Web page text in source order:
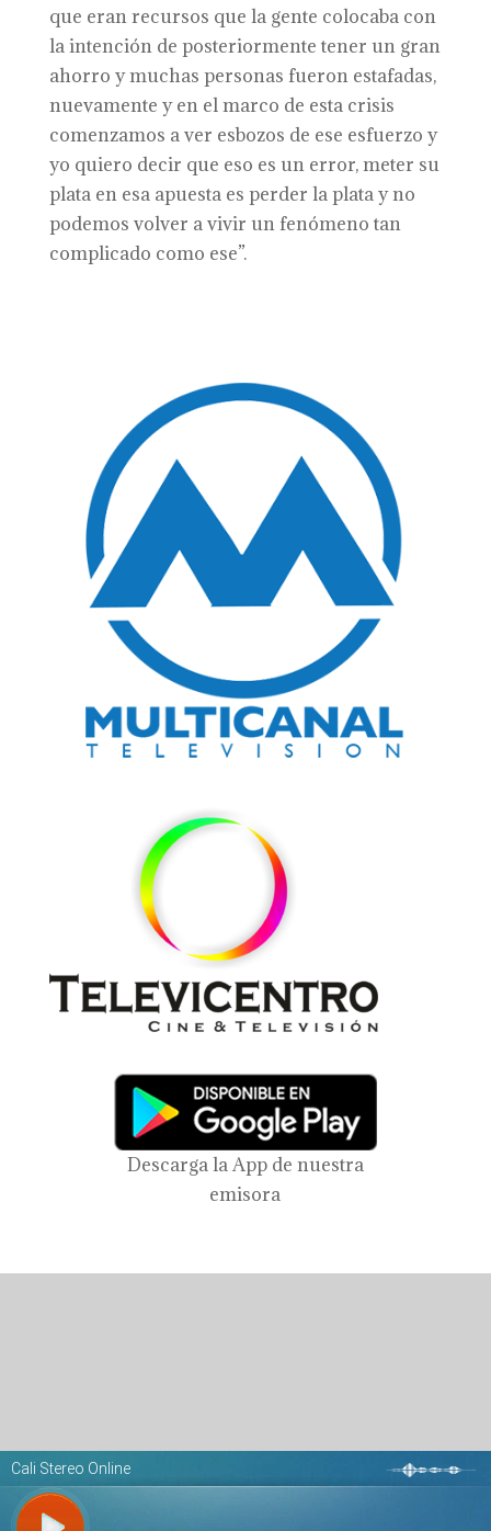
que eran recursos que la gente colocaba con
la intención de posteriormente tener un gran
ahorro y muchas personas fueron estafadas,
nuevamente y en el marco de esta crisis
comenzamos a ver esbozos de ese esfuerzo y
yo quiero decir que eso es un error, meter su
plata en esa apuesta es perder la plata y no
podemos volver a vivir un fenómeno tan
complicado como ese”.
Descarga la App de nuestra
emisora